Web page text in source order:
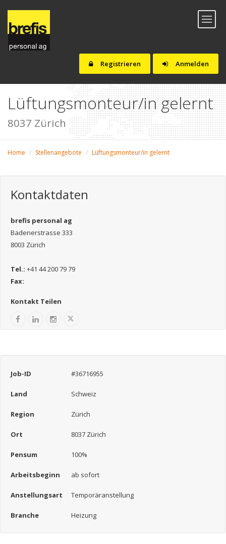
Anmelden
Registrieren
Toggle
Lüftungsmonteur/in gelernt
8037 Zürich
Home Stellenangebote Lüftungsmonteur/in gelernt
Kontaktdaten
brefis personal ag
Badenerstrasse 333
8003 Zürich
Tel.: +41 44 200 79 79
Fax:
Kontakt Teilen
Job-ID #36716955
Land Schweiz
Region Zürich
Ort 8037 Zürich
Pensum 100%
Arbeitsbeginn ab sofort
Anstellungsart Temporäranstellung
Branche Heizung